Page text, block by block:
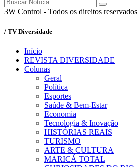
3W Control - Todos os direitos reservados
/ TV Diversidade
Início
REVISTA DIVERSIDADE
Colunas
Geral
Política
Esportes
Saúde & Bem-Estar
Economia
Tecnologia & Inovação
HISTÓRIAS REAIS
TURISMO
ARTE & CULTURA
MARICÁ TOTAL